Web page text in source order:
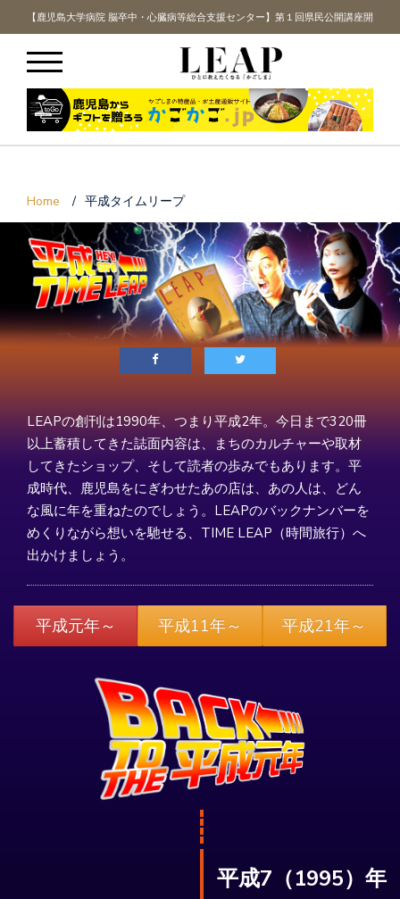
【鹿児島大学病院 脳卒中・心臓病等総合支援センター】第１回県民公開講座開
Home / 平成タイムリープ
LEAPの創刊は1990年、つまり平成2年。今日まで320冊
以上蓄積してきた誌面内容は、まちのカルチャーや取材
してきたショップ、そして読者の歩みでもあります。平
成時代、鹿児島をにぎわせたあの店は、あの人は、どん
な風に年を重ねたのでしょう。LEAPのバックナンバーを
めくりながら想いを馳せる、TIME LEAP（時間旅行）へ
出かけましょう。
平成元年～ 平成11年～ 平成21年～
平成7（1995）年